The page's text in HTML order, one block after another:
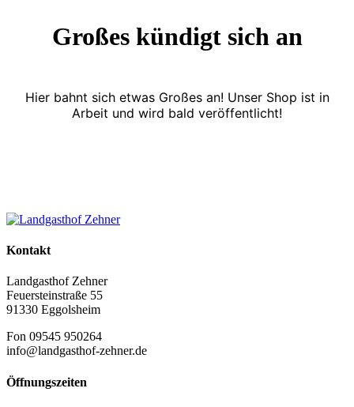
Großes kündigt sich an
Hier bahnt sich etwas Großes an! Unser Shop ist in
Arbeit und wird bald veröffentlicht!
Kontakt
Landgasthof Zehner
Feuersteinstraße 55
91330 Eggolsheim
Fon 09545 950264
info@landgasthof-zehner.de
Öffnungszeiten